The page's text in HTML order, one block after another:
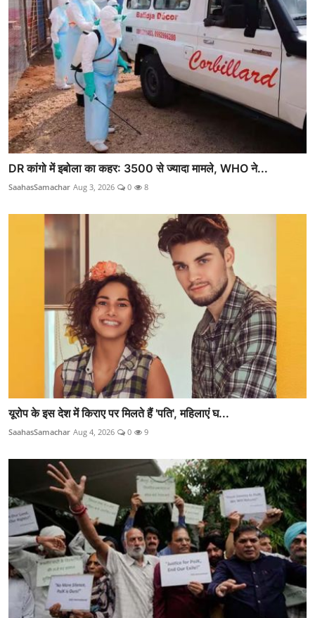
DR कांगो में इबोला का कहर: 3500 से ज्यादा मामले, WHO ने...
SaahasSamachar Aug 3, 2026 0 8
यूरोप के इस देश में किराए पर मिलते हैं 'पति', महिलाएं घ...
SaahasSamachar Aug 4, 2026 0 9